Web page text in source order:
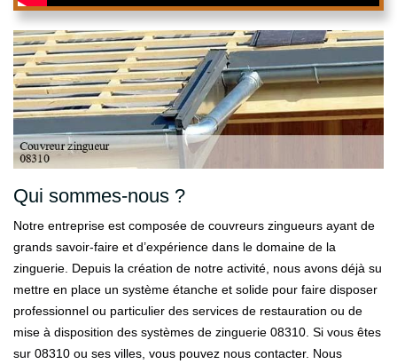
Qui sommes-nous ?
Notre entreprise est composée de couvreurs zingueurs ayant de
grands savoir-faire et d’expérience dans le domaine de la
zinguerie. Depuis la création de notre activité, nous avons déjà su
mettre en place un système étanche et solide pour faire disposer
professionnel ou particulier des services de restauration ou de
mise à disposition des systèmes de zinguerie 08310. Si vous êtes
sur 08310 ou ses villes, vous pouvez nous contacter. Nous